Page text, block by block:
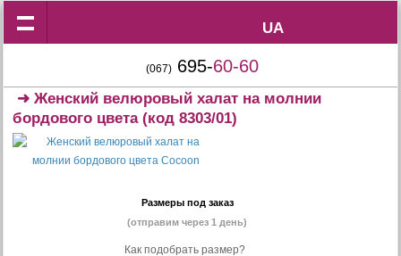
UA
UA
(067) 695-60-60
➜Женский велюровый халат на молнии
бордового цвета(код 8303/01)
Размеры под заказ
(отправим через 1 день)
Как подобрать размер?